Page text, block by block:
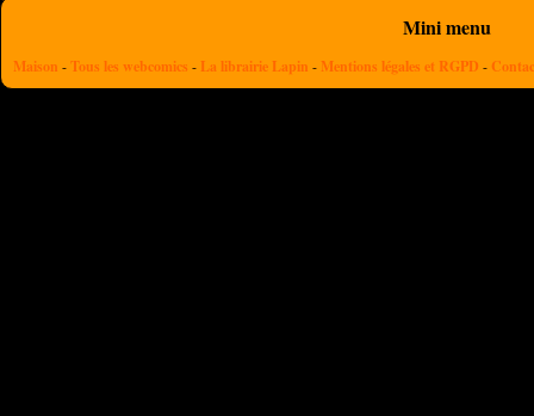
Mini menu
Maison -Tous les webcomics - La librairie Lapin - Mentions légales et RGPD -